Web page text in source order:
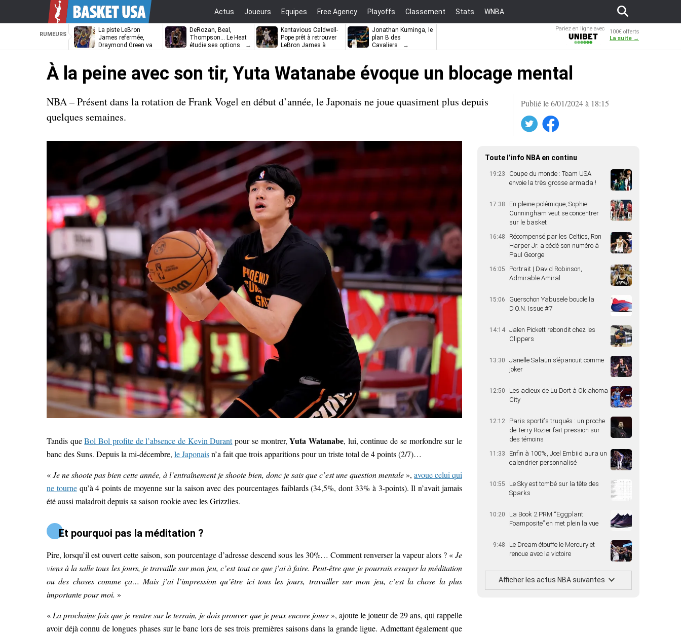
Actus Joueurs Equipes Free Agency Playoffs Classement Stats WNBA
RUMEURS
La piste LeBron
James refermée,
Draymond Green va
DeRozan, Beal,
Thompson… Le Heat
étudie ses options
Kentavious Caldwell-
Pope prêt à retrouver
LeBron James à
Jonathan Kuminga, le
plan B des
Cavaliers
Pariez en ligne avec
100€ offerts
La suite →
À la peine avec son tir, Yuta Watanabe évoque un blocage mental
Publié le 6/01/2024 à 18:15
Facebook
NBA – Présent dans la rotation de Frank Vogel en début d’année, le Japonais ne joue quasiment plus depuis
quelques semaines.
Tandis queBol Bol profite de l’absence de Kevin Durantpour se montrer,Yuta Watanabe, lui, continue de se morfondre sur le
banc des Suns. Depuis la mi-décembre, le Japonaisn’a fait que trois apparitions pour un triste total de 4 points (2/7)…
«Je ne shoote pas bien cette année, à l’entraînement je shoote bien, donc je sais que c’est une question mentale», avoue celui qui
ne tournequ’à 4 points de moyenne sur la saison avec des pourcentages faiblards (34,5%, dont 33% à 3-points). Il n’avait jamais
été aussi maladroit depuis sa saison rookie avec les Grizzlies.
Et pourquoi pas la méditation ?
Pire, lorsqu’il est ouvert cette saison, son pourcentage d’adresse descend sous les 30%… Comment renverser la vapeur alors ? «Je
viens à la salle tous les jours, je travaille sur mon jeu, c’est tout ce que j’ai à faire. Peut-être que je pourrais essayer la méditation
ou des choses comme ça… Mais j’ai l’impression qu’être ici tous les jours, travailler sur mon jeu, c’est la chose la plus
importante pour moi. »
« La prochaine fois que je rentre sur le terrain, je dois prouver que je peux encore jouer», ajoute le joueur de 29 ans, qui rappelle
avoir déjà connu de longues phases sur le banc lors de ses trois premières saisons dans la grande ligue. Admettant également que
Toute l’info NBA en continu
19:23
Coupe du monde : Team USA
envoie la très grosse armada !
17:38
En pleine polémique, Sophie
Cunningham veut se concentrer
sur le basket
16:48
Récompensé par les Celtics, Ron
Harper Jr. a cédé son numéro à
Paul George
16:05
Portrait | David Robinson,
Admirable Amiral
15:06
Guerschon Yabusele boucle la
D.O.N. Issue #7
14:14 Jalen Pickett rebondit chez les
Clippers
13:30
Janelle Salaün s’épanouit comme
joker
12:50
Les adieux de Lu Dort à Oklahoma
City
12:12
Paris sportifs truqués : un proche
de Terry Rozier fait pression sur
des témoins
11:33
Enfin à 100%, Joel Embiid aura un
calendrier personnalisé
10:55
Le Sky est tombé sur la tête des
Sparks
10:20
La Book 2 PRM “Eggplant
Foamposite” en met plein la vue
9:48
Le Dream étouffe le Mercury et
renoue avec la victoire
Afficher les actus NBA suivantes